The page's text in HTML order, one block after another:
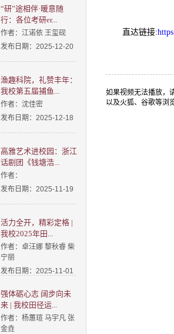
“研”途相伴·暖意随
行：各位考研er...
作者：江诺依 王玺砚
发布日期：2025-12-20
渔趣科院，礼赞丰年：
我校第五届捕鱼...
作者：沈佳密
发布日期：2025-12-18
高雅艺术进校园：浙江
话剧团《钱塘浩...
作者：
发布日期：2025-11-19
活力全开，精彩定格 |
我校2025年田...
作者：卓汪娜 黎秋睿 柴
宁丽
发布日期：2025-11-01
强体砺心志 阔步向未
来 | 我校田径运...
作者：杨蕙瑄 马宇凡 张
金垚
直达链接:
如果视频无法播放，
以及火狐、谷歌等浏